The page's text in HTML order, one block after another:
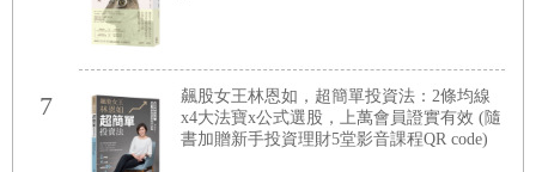
7
飆股女王林恩如，超簡單投資法：2條均線
x4大法寶x公式選股，上萬會員證實有效 (隨
書加贈新手投資理財5堂影音課程QR code)